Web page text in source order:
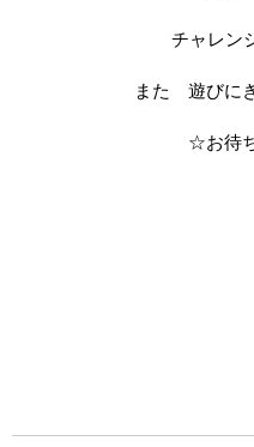
チャレン
また 遊びに
☆お待